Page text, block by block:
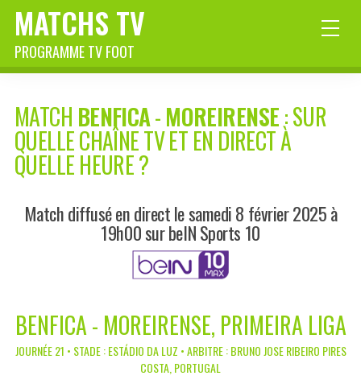
MATCHS TV
PROGRAMME TV FOOT
MATCH BENFICA-MOREIRENSE: SUR
QUELLE CHAÎNE TV ET EN DIRECT À
QUELLE HEURE ?
Match diffusé en direct le samedi 8 février 2025 à
19h00 sur beIN Sports 10
BENFICA - MOREIRENSE, PRIMEIRA LIGA
JOURNÉE 21 • STADE : ESTÁDIO DA LUZ • ARBITRE : BRUNO JOSE RIBEIRO PIRES
COSTA, PORTUGAL